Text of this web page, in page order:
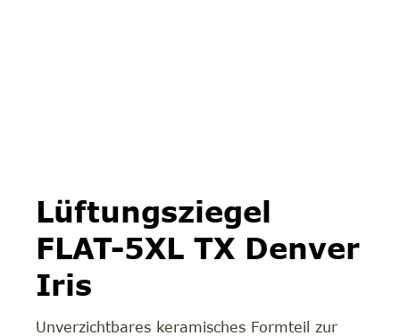
Lüftungsziegel
FLAT-5XL TX Denver
Iris
Unverzichtbares keramisches Formteil zur